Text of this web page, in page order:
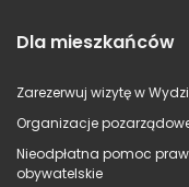
Dla mieszkańców
Zarezerwuj wizytę w
Organizacje
Nieodpłatna pomoc
obywatelskie